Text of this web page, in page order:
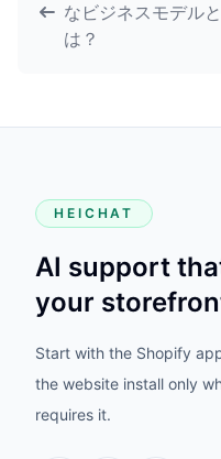
なビジネスモデルと
は？
HEICHAT
AI support
your
Start with the Shopify
the website install only
requires it.